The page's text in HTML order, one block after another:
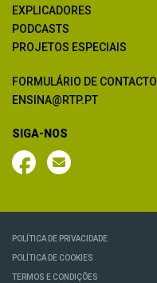
EXPLICADORES
PODCASTS
PROJETOS ESPECIAIS
FORMULÁRIO DE CONTACTO
ENSINA@RTP.PT
SIGA-NOS
POLÍTICA DE PRIVACIDADE
POLÍTICA DE COOKIES
TERMOS E CONDIÇÕES